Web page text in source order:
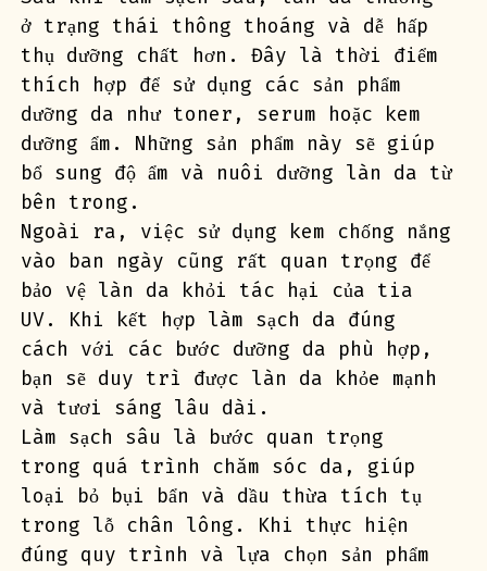
ở trạng thái thông thoáng và dễ hấp
thụ dưỡng chất hơn. Đây là thời điểm
thích hợp để sử dụng các sản phẩm
dưỡng da như toner, serum hoặc kem
dưỡng ẩm. Những sản phẩm này sẽ giúp
bổ sung độ ẩm và nuôi dưỡng làn da từ
bên trong.
Ngoài ra, việc sử dụng kem chống nắng
vào ban ngày cũng rất quan trọng để
bảo vệ làn da khỏi tác hại của tia
UV. Khi kết hợp làm sạch da đúng
cách với các bước dưỡng da phù hợp,
bạn sẽ duy trì được làn da khỏe mạnh
và tươi sáng lâu dài.
Làm sạch sâu là bước quan trọng
trong quá trình chăm sóc da, giúp
loại bỏ bụi bẩn và dầu thừa tích tụ
trong lỗ chân lông. Khi thực hiện
đúng quy trình và lựa chọn sản phẩm